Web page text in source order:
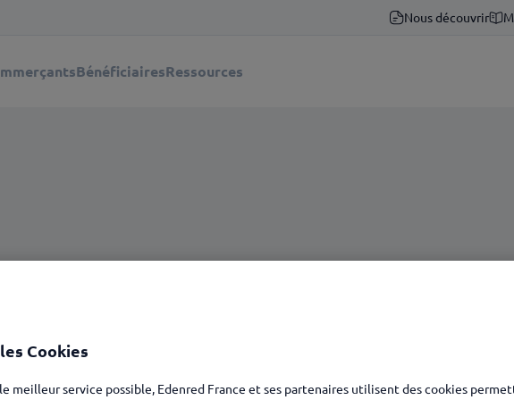
Nous découvrir
BénéficiairesRessources
Cookies
meilleur service possible, Edenred France et ses partenaires utilisent des cookies